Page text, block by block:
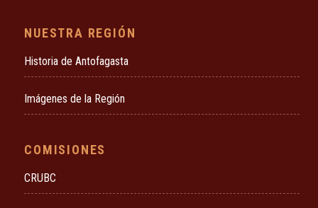
NUESTRA REGIÓN
Historia de Antofagasta
Imágenes de la Región
COMISIONES
CRUBC